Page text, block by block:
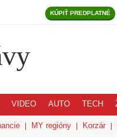
KÚPIŤ PREDPLATNÉ
VIDEO AUTO TECH
MY regióny Korzár